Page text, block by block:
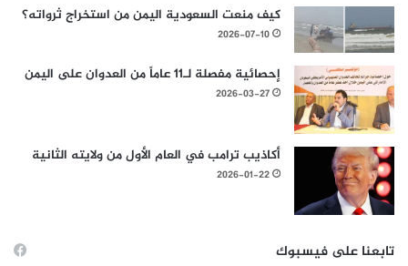
كيف منعت السعودية اليمن من استخراج ثرواته؟
2026-07-10
إحصائية مفصلة لـ11 عاماً من العدوان على اليمن
2026-03-27
أكاذيب ترامب في العام الأول من ولايته الثانية
2026-01-22
تابعنا على فيسبوك